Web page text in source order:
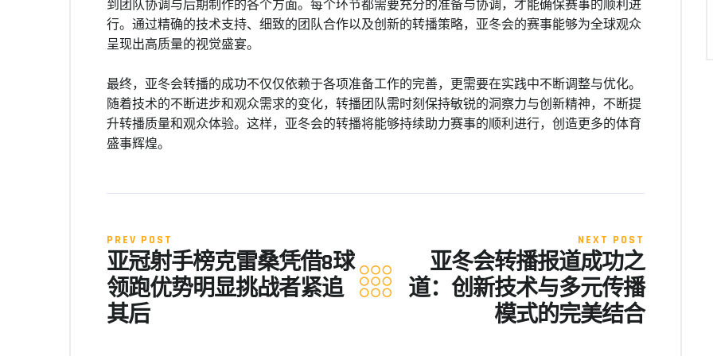
到团队协调与后期制作的各个方面。每个环节都需要充分的准备与协调，才能确保赛事的顺利进
行。通过精确的技术支持、细致的团队合作以及创新的转播策略，亚冬会的赛事能够为全球观众
呈现出高质量的视觉盛宴。
最终，亚冬会转播的成功不仅仅依赖于各项准备工作的完善，更需要在实践中不断调整与优化。
随着技术的不断进步和观众需求的变化，转播团队需时刻保持敏锐的洞察力与创新精神，不断提
升转播质量和观众体验。这样，亚冬会的转播将能够持续助力赛事的顺利进行，创造更多的体育
盛事辉煌。
PREV POST
亚冠射手榜克雷桑凭借8球
领跑优势明显挑战者紧追
其后
NEXT POST
亚冬会转播报道成功之
道：创新技术与多元传播
模式的完美结合